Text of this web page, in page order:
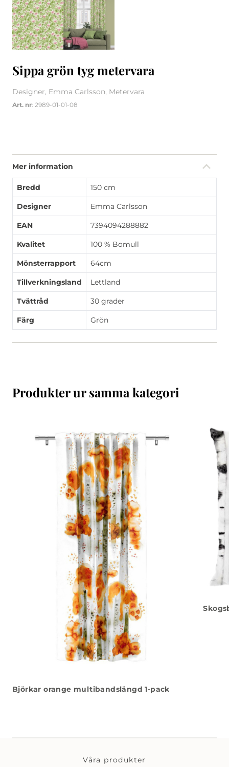
Sippa grön tyg metervara
Designer, Emma Carlsson, Metervara
Art. nr: 2989-01-01-08
Mer information
Bredd 150 cm
Designer Emma Carlsson
EAN 7394094288882
Kvalitet 100 % Bomull
Mönsterrapport 64cm
Tillverkningsland Lettland
Tvättråd 30 grader
Färg Grön
Produkter ur samma kategori
Björkar orange multibandslängd 1-pack
Våra produkter